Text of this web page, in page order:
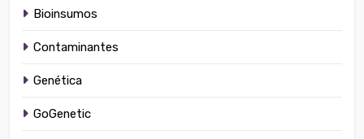
Bioinsumos
Contaminantes
Genética
GoGenetic